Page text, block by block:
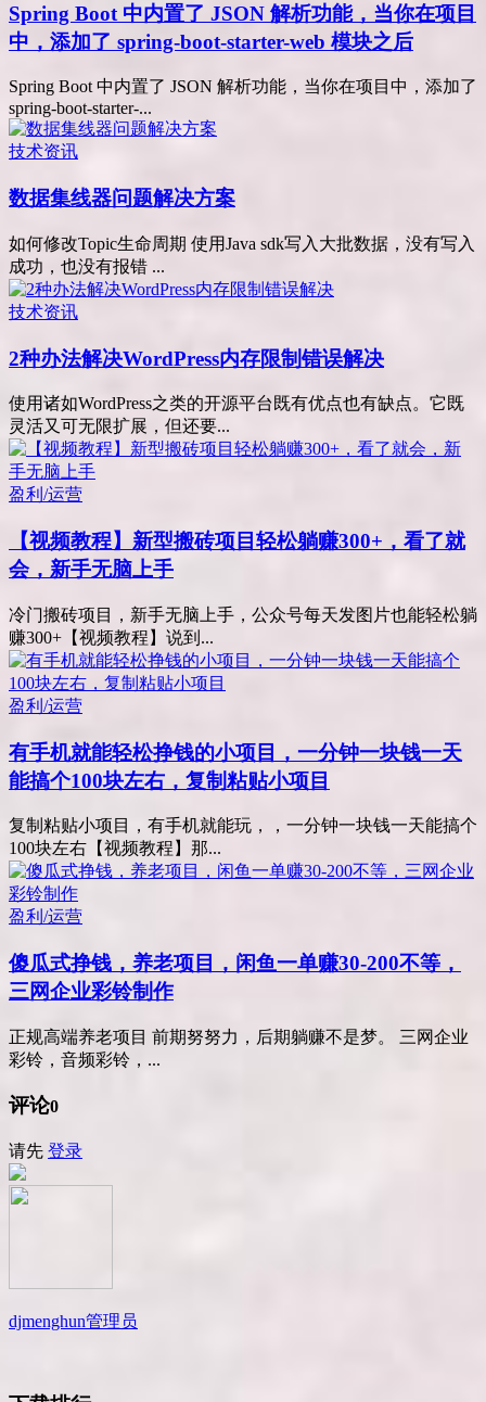
Spring Boot 中内置了 JSON 解析功能，当你在项目
中，添加了 spring-boot-starter-web 模块之后
Spring Boot 中内置了 JSON 解析功能，当你在项目中，添加了
spring-boot-starter-...
技术资讯
数据集线器问题解决方案
如何修改Topic生命周期 使用Java sdk写入大批数据，没有写入
成功，也没有报错 ...
技术资讯
2种办法解决WordPress内存限制错误解决
使用诸如WordPress之类的开源平台既有优点也有缺点。它既
灵活又可无限扩展，但还要...
盈利/运营
【视频教程】新型搬砖项目轻松躺赚300+，看了就
会，新手无脑上手
冷门搬砖项目，新手无脑上手，公众号每天发图片也能轻松躺
赚300+【视频教程】说到...
盈利/运营
有手机就能轻松挣钱的小项目，一分钟一块钱一天
能搞个100块左右，复制粘贴小项目
复制粘贴小项目，有手机就能玩，，一分钟一块钱一天能搞个
100块左右【视频教程】那...
盈利/运营
傻瓜式挣钱，养老项目，闲鱼一单赚30-200不等，
三网企业彩铃制作
正规高端养老项目 前期努努力，后期躺赚不是梦。 三网企业
彩铃，音频彩铃，...
评论0
请先 登录
djmenghun管理员